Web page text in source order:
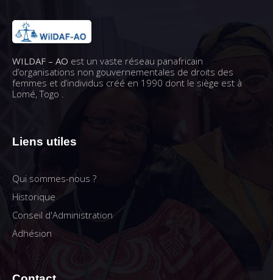
WILDAF – AO est un vaste réseau panafricain
d’organisations non gouvernementales de droits des
femmes et d’individus créé en 1990 dont le siège est à
Lomé, Togo .
Liens utiles
Qui sommes-nous ?
Historique
Conseil d'Administration
Adhésion